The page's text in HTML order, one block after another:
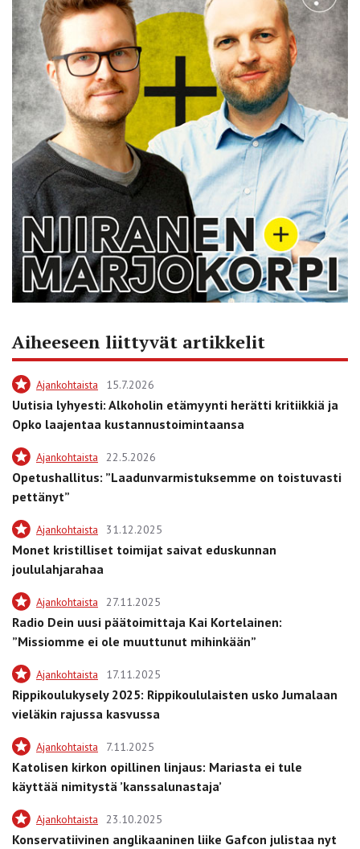
Aiheeseen liittyvät artikkelit
Ajankohtaista 15.7.2026
Uutisia lyhyesti: Alkoholin etämyynti herätti kritiikkiä ja
Opko laajentaa kustannustoimintaansa
Ajankohtaista 22.5.2026
Opetushallitus: ”Laadunvarmistuksemme on toistuvasti
pettänyt”
Ajankohtaista 31.12.2025
Monet kristilliset toimijat saivat eduskunnan
joululahjarahaa
Ajankohtaista 27.11.2025
Radio Dein uusi päätoimittaja Kai Kortelainen:
”Missiomme ei ole muuttunut mihinkään”
Ajankohtaista 17.11.2025
Rippikoulukysely 2025: Rippikoululaisten usko Jumalaan
vieläkin rajussa kasvussa
Ajankohtaista 7.11.2025
Katolisen kirkon opillinen linjaus: Mariasta ei tule
käyttää nimitystä ’kanssalunastaja’
Ajankohtaista 23.10.2025
Konservatiivinen anglikaaninen liike Gafcon julistaa nyt